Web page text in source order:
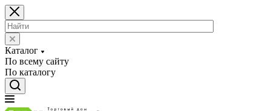
Каталог
По всему сайту
По каталогу